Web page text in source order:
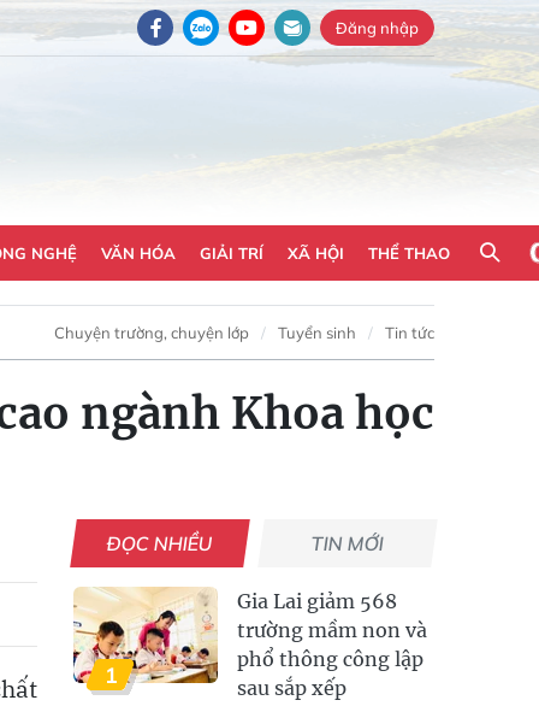
Đăng nhập
NGHỆ VĂN HÓA GIẢI TRÍ XÃ HỘI THỂ THAO
Chuyện trường, chuyện lớp Tuyển sinh Tin tức
ngành Khoa học
ĐỌC NHIỀU TIN MỚI
1
Gia Lai giảm 568
trường mầm non và
phổ thông công lập
sau sắp xếp